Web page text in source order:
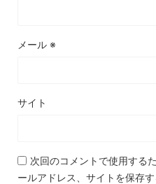
メール ※
サイト
次回のコメントで使用する
ールアドレス、サイトを保存す